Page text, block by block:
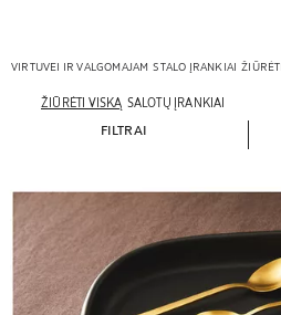
VIRTUVEI IR VALGOMAJAM STALO ĮRANKIAI
ŽIŪRĖTI VISKĄ SALOTŲ ĮRANKIAI
FILTRAI